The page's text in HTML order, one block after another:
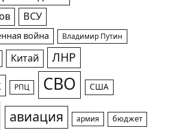
ВСУ
война Владимир Путин
Китай ЛНР
РПЦ СВО США
авиация армия бюджет